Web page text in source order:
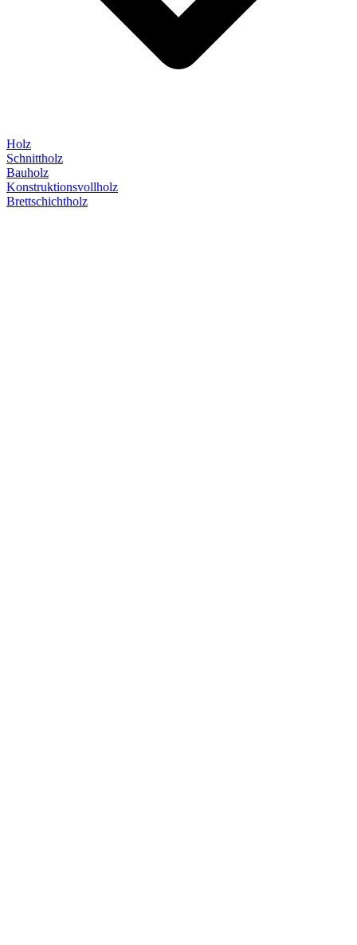
Holz
Schnittholz
Bauholz
Konstruktionsvollholz
Brettschichtholz